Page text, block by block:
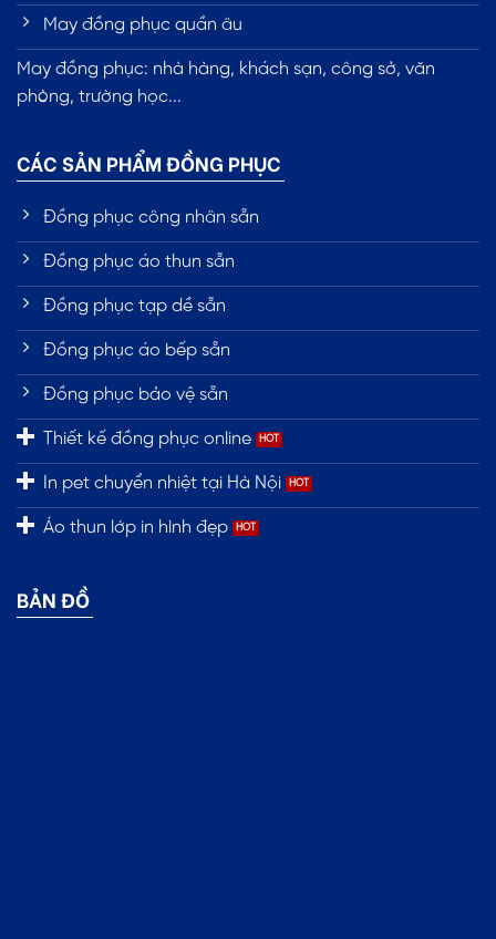
May đồng phục quần âu
May đồng phục: nhà hàng, khách sạn, công sở, văn
phòng, trường học...
CÁC SẢN PHẨM ĐỒNG PHỤC
Đồng phục công nhân sẵn
Đồng phục áo thun sẵn
Đồng phục tạp dề sẵn
Đồng phục áo bếp sẵn
Đồng phục bảo vệ sẵn
Thiết kế đồng phục online
In pet chuyển nhiệt tại Hà Nội
Áo thun lớp in hình đẹp
BẢN ĐỒ